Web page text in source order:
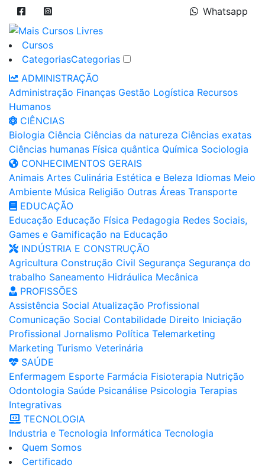
Whatsapp
Cursos
CategoriasCategorias
ADMINISTRAÇÃO
Administração Finanças Gestão Logística Recursos
Humanos
CIÊNCIAS
Biologia Ciência Ciências da natureza Ciências exatas
Ciências humanas Física quântica Química Sociologia
CONHECIMENTOS GERAIS
Animais Artes Culinária Estética e Beleza Idiomas Meio
Ambiente Música Religião Outras Áreas Transporte
EDUCAÇÃO
Educação Educação Física Pedagogia Redes Sociais,
Games e Gamificação na Educação
INDÚSTRIA E CONSTRUÇÃO
Agricultura Construção Civil Segurança Segurança do
trabalho Saneamento Hidráulica Mecânica
PROFISSÕES
Assistência Social Atualização Profissional
Comunicação Social Contabilidade Direito Iniciação
Profissional Jornalismo Política Telemarketing
Marketing Turismo Veterinária
SAÚDE
Enfermagem Esporte Farmácia Fisioterapia Nutrição
Odontologia Saúde Psicanálise Psicologia Terapias
Integrativas
TECNOLOGIA
Industria e Tecnologia Informática Tecnologia
Quem Somos
Certificado